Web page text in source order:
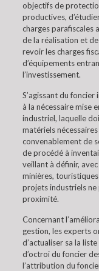
objectifs de
productives,
charges parafiscales
de la réalisation et
revoir les charges
d’équipements
l’investissement.
S’agissant du
à la nécessaire mise
industriel, laquelle
matériels
convenablement de
de procédé à
veillant à définir,
minières,
projets industriels ne
proximité.
Concernant
gestion, les experts
d’actualiser sa la
d’octroi du foncier
l’attribution du